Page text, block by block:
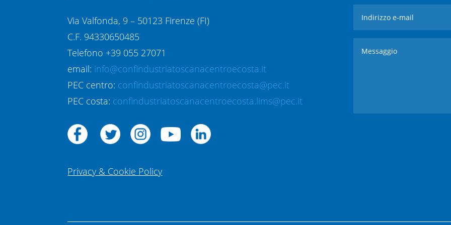
Via Valfonda, 9 – 50123 Firenze (FI)
C.F. 94330650485
Telefono +39 055 27071
email: info@confindustriatoscanacentroecosta.it
PEC centro: confindustriatoscanacentroecosta@pec.it
PEC costa: confindustriatoscanacentroecosta.lims@pec.it
Privacy & Cookie Policy